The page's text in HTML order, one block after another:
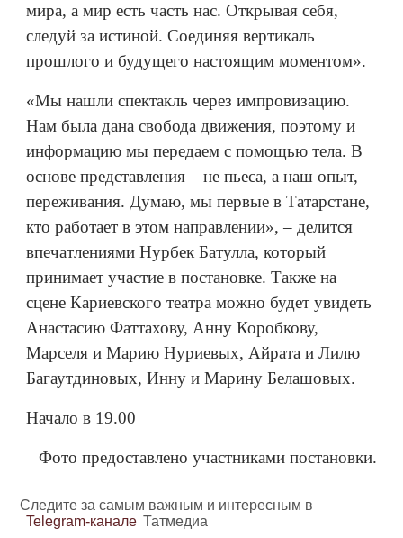
мира, а мир есть часть нас. Открывая себя,
следуй за истиной. Соединяя вертикаль
прошлого и будущего настоящим моментом».
«Мы нашли спектакль через импровизацию.
Нам была дана свобода движения, поэтому и
информацию мы передаем с помощью тела. В
основе представления – не пьеса, а наш опыт,
переживания. Думаю, мы первые в Татарстане,
кто работает в этом направлении», – делится
впечатлениями Нурбек Батулла, который
принимает участие в постановке. Также на
сцене Кариевского театра можно будет увидеть
Анастасию Фаттахову, Анну Коробкову,
Марселя и Марию Нуриевых, Айрата и Лилю
Багаутдиновых, Инну и Марину Белашовых.
Начало в 19.00
Фото предоставлено участниками постановки.
Следите за самым важным и интересным в
Telegram-канале Татмедиа